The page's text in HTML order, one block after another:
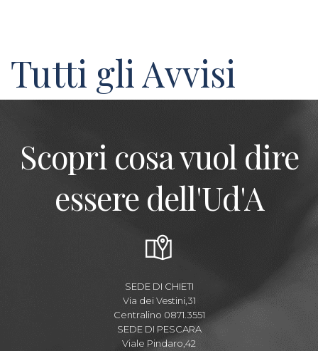
Tutti gli Avvisi
Scopri cosa vuol dire
essere dell'Ud'A
SEDE DI CHIETI
Via dei Vestini,31
Centralino 0871.3551
SEDE DI PESCARA
Viale Pindaro,42